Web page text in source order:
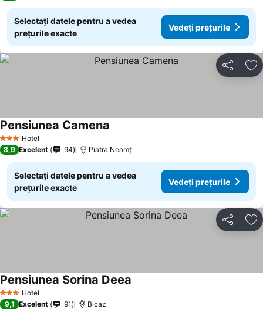
Selectați datele pentru a vedea
prețurile exacte
Vedeți prețurile
Distribuiți
3 SteleHotel
Pensiunea Camena
8,9 Excelent 94 Piatra Neamț
Selectați datele pentru a vedea
prețurile exacte
Vedeți prețurile
Distribuiți
3 SteleHotel
Pensiunea Sorina Deea
9,1 Excelent 91 Bicaz